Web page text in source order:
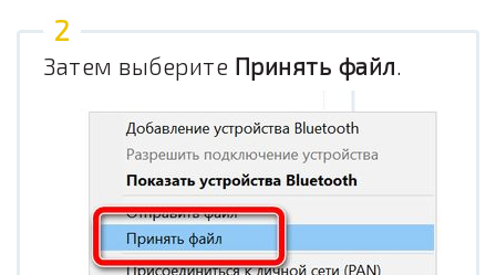
Затем выберите Принять файл.